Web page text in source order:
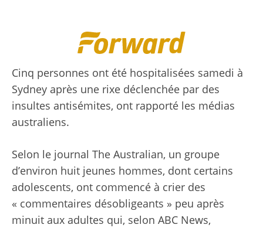
Cinq personnes ont été hospitalisées samedi à
Sydney après une rixe déclenchée par des
insultes antisémites, ont rapporté les médias
australiens.
Selon le journal The Australian, un groupe
d’environ huit jeunes hommes, dont certains
adolescents, ont commencé à crier des
« commentaires désobligeants » peu après
minuit aux adultes qui, selon ABC News,